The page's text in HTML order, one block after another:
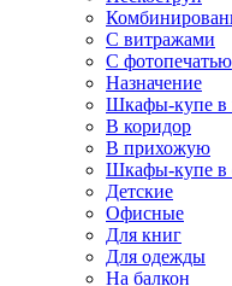
С витражами
С фотопечатью
Назначение
Шкафы-купе в
В коридор
В прихожую
Шкафы-купе в
Детские
Офисные
Для книг
Для одежды
На балкон